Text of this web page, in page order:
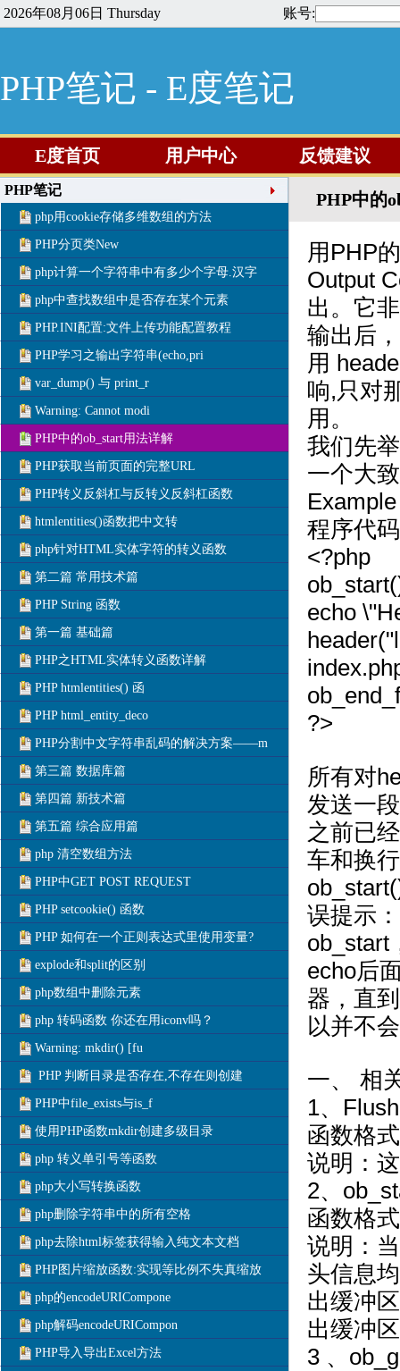
2026年08月06日 Thursday 账号:
PHP笔记 - E度笔记
E度首页 用户中心 反馈建议
PHP笔记
php用cookie存储多维数组的方法
PHP分页类New
php计算一个字符串中有多少个字母.汉字
php中查找数组中是否存在某个元素
PHP.INI配置:文件上传功能配置教程
PHP学习之输出字符串(echo,pri
var_dump() 与 print_r
Warning: Cannot modi
PHP中的ob_start用法详解
PHP获取当前页面的完整URL
PHP转义反斜杠与反转义反斜杠函数
htmlentities()函数把中文转
php针对HTML实体字符的转义函数
第二篇 常用技术篇
PHP String 函数
第一篇 基础篇
PHP之HTML实体转义函数详解
PHP htmlentities() 函
PHP html_entity_deco
PHP分割中文字符串乱码的解决方案——m
第三篇 数据库篇
第四篇 新技术篇
第五篇 综合应用篇
php 清空数组方法
PHP中GET POST REQUEST
PHP setcookie() 函数
PHP 如何在一个正则表达式里使用变量?
explode和split的区别
php数组中删除元素
php 转码函数 你还在用iconv吗？
Warning: mkdir() [fu
PHP 判断目录是否存在,不存在则创建
PHP中file_exists与is_f
使用PHP函数mkdir创建多级目录
php 转义单引号等函数
php大小写转换函数
php删除字符串中的所有空格
php去除html标签获得输入纯文本文档
PHP图片缩放函数:实现等比例不失真缩放
php的encodeURICompone
php解码encodeURICompon
PHP导入导出Excel方法
PHP中的
用PHP
Output
出。它
输出后
用
响,只对
用。
我们先
一个大
程序代
<?php
echo
?>
所有对
发送一
之前已
车和换
误提示
ob_start
echo后
器，直
以并不
一、 相
1、
函数格
说明：
2、
函数格
说明：
头信息
出缓冲
出缓冲
3 、